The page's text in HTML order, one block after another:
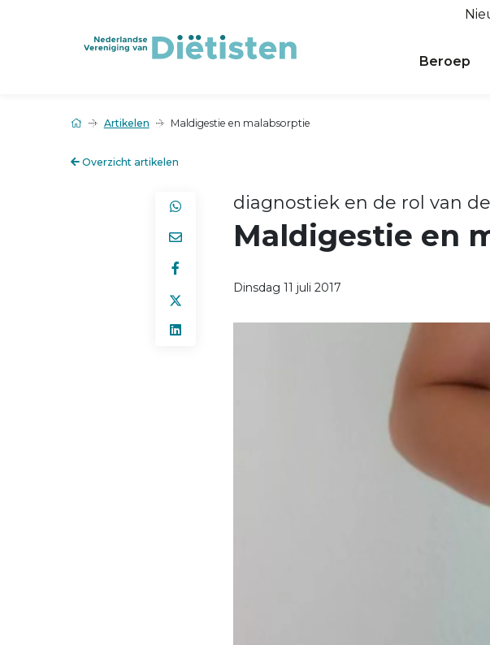
Beroep
Artikelen Maldigestie en malabsorptie
Overzicht artikelen
diagnostiek en de rol van
Maldigestie en
Dinsdag 11 juli 2017